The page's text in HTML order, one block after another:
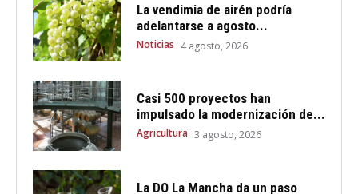
La vendimia de airén podría
adelantarse a agosto...
Noticias 4 agosto, 2026
Casi 500 proyectos han
impulsado la modernización de...
Agricultura 3 agosto, 2026
La DO La Mancha da un paso